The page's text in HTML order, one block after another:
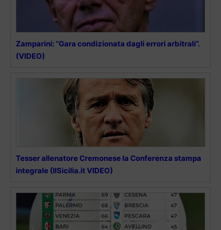
Zamparini: “Gara condizionata dagli errori arbitrali”.
(VIDEO)
Tesser allenatore Cremonese la Conferenza stampa
integrale (IlSicilia.it VIDEO)